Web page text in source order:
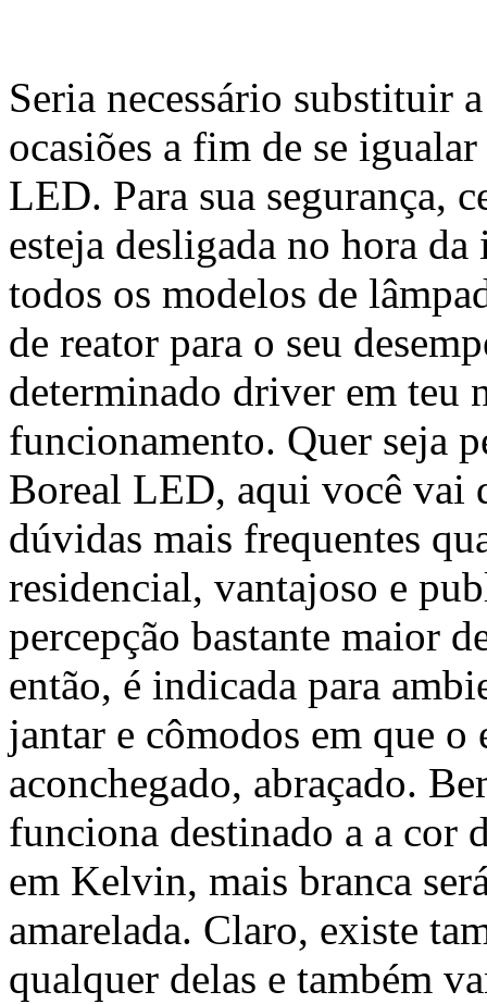
Seria necessário substituir
ocasiões a fim de se
LED. Para sua segurança,
esteja desligada no hora
todos os modelos de
de reator para o seu
determinado driver em teu
funcionamento. Quer seja
Boreal LED, aqui você vai
dúvidas mais frequentes
residencial, vantajoso e
percepção bastante maior
então, é indicada para
jantar e cômodos em que o
aconchegado, abraçado.
funciona destinado a a cor
em Kelvin, mais branca
amarelada. Claro, existe
qualquer delas e também